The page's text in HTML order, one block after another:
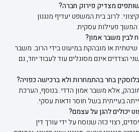
מצדיק פירוק חברה?
לרוב בית המשפט יעדיף מנגנון
פעילות עסקית.
לבין משבר אמון?
או מובהקת במיעוט בידי הרוב. משבר
הצדדים אינם מסוגלים עוד לעבוד יחד, גם
בחר בהתמחרות ולא ברכישה כפויה?
אלא משבר אמון הדדי. בנוסף, הערכת
בעייתית בשל חוסר ודאות עסקי.
יכולים להגן על עצמם?
רצוי כזה שנוסח על ידי עורך דין